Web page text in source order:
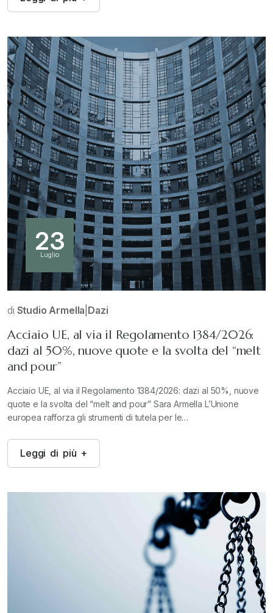
23
Luglio
di Studio Armella Dazi
Acciaio UE, al via il Regolamento 1384/2026:
dazi al 50%, nuove quote e la svolta del “melt
and pour”
Acciaio UE, al via il Regolamento 1384/2026: dazi al 50%, nuove
quote e la svolta del “melt and pour” Sara Armella L’Unione
europea rafforza gli strumenti di tutela per le…
Leggi di più +